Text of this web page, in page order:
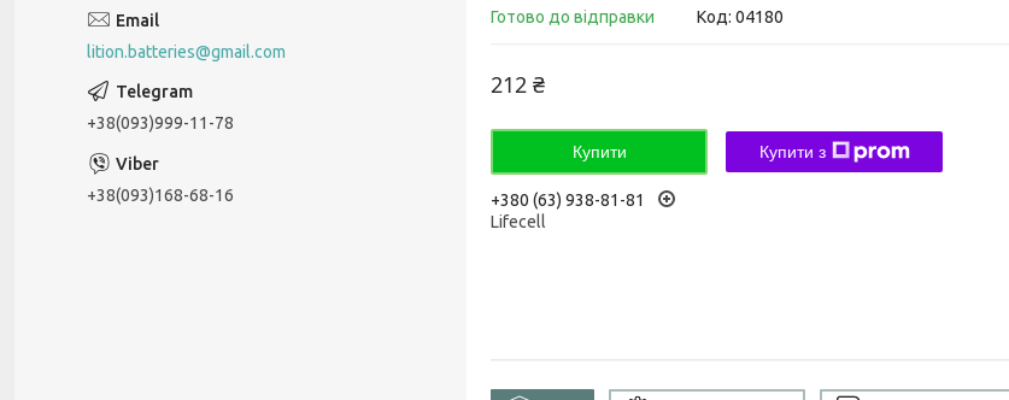
Готово до відправки Код: 04180
212 ₴
Купити Купити з
+380 (63) 938-81-81
Lifecell
lition.batteries@gmail.com
+38(093)999-11-78
+38(093)168-68-16